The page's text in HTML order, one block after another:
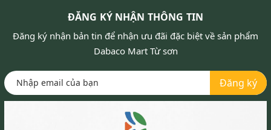
ĐĂNG KÝ NHẬN THÔNG TIN
Đăng ký nhận bản tin để nhận ưu đãi đặc biệt về sản phẩm
Dabaco Mart Từ sơn
Đăng ký